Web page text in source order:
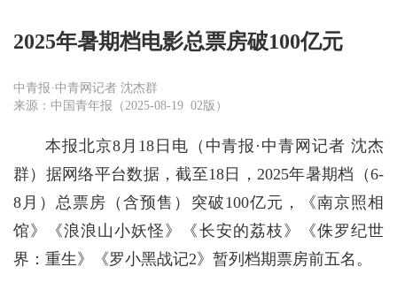
2025年暑期档电影总票房破100亿元
中青报·中青网记者 沈杰群
来源：中国青年报（2025-08-19 02版）
本报北京8月18日电（中青报·中青网记者 沈杰
群）据网络平台数据，截至18日，2025年暑期档（6-
8月）总票房（含预售）突破100亿元，《南京照相
馆》《浪浪山小妖怪》《长安的荔枝》《侏罗纪世
界：重生》《罗小黑战记2》暂列档期票房前五名。